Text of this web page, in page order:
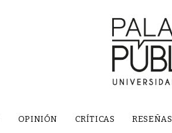
OPINIÓN CRÍTICAS RESEÑAS